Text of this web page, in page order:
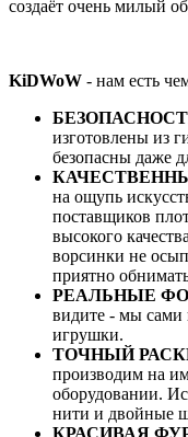
создаёт очень милый
KiDWoW - нам есть
изготовлены из
безопасны даже
на ощупь
поставщиков
высокого
ворсинки не
приятно
РЕАЛЬНЫЕ
видите - мы сами
игрушки.
ТОЧНЫЙ
производим на
оборудовании.
нити и двойные
КРАСИВАЯ